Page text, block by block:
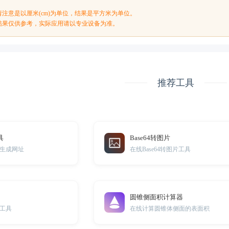
意是以厘米(cm)为单位，结果是平方米为单位。
仅供参考，实际应用请以专业设备为准。
推荐工具
成网址
Base64转图片
在线Base64转图片工具
具
圆锥侧面积计算器
在线计算圆锥体侧面的表面积